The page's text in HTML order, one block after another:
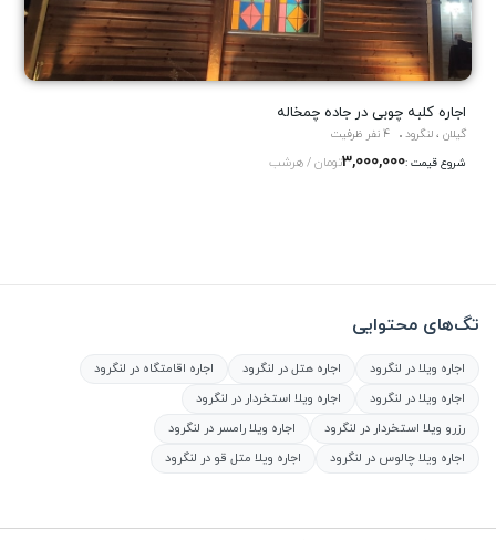
اجاره کلبه چوبی در جاده چمخاله
گیلان ، لنگرود
4 نفر ظرفیت
شروع قیمت :3,000,000تومان / هرشب
تگ‌های محتوایی
اجاره ویلا در لنگرود اجاره هتل در لنگرود
اجاره اقامتگاه در لنگرود
اجاره ویلا در لنگرود
اجاره ویلا استخردار در لنگرود
رزرو ویلا استخردار در لنگرود
اجاره ویلا رامسر در لنگرود
اجاره ویلا چالوس در لنگرود
اجاره ویلا متل قو در لنگرود